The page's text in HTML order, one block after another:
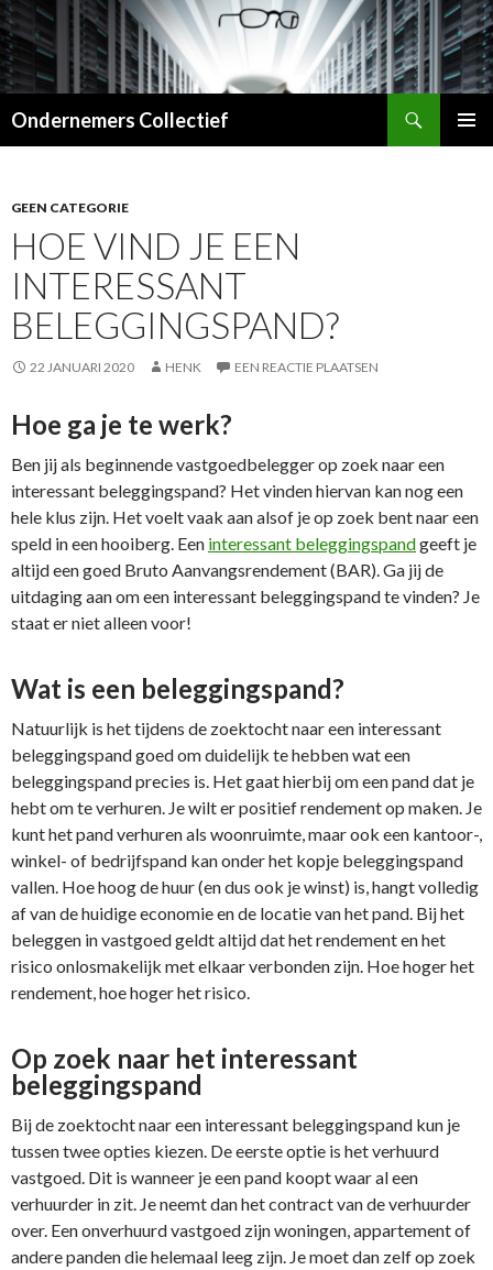
Ondernemers Collectief
GEEN CATEGORIE
HOE VIND JE EEN
INTERESSANT
BELEGGINGSPAND?
22 JANUARI 2020 HENK EEN REACTIE PLAATSEN
Hoe ga je te werk?
Ben jij als beginnende vastgoedbelegger op zoek naar een
interessant beleggingspand? Het vinden hiervan kan nog een
hele klus zijn. Het voelt vaak aan alsof je op zoek bent naar een
speld in een hooiberg. Een interessant beleggingspandgeeft je
altijd een goed Bruto Aanvangsrendement (BAR). Ga jij de
uitdaging aan om een interessant beleggingspand te vinden? Je
staat er niet alleen voor!
Wat is een beleggingspand?
Natuurlijk is het tijdens de zoektocht naar een interessant
beleggingspand goed om duidelijk te hebben wat een
beleggingspand precies is. Het gaat hierbij om een pand dat je
hebt om te verhuren. Je wilt er positief rendement op maken. Je
kunt het pand verhuren als woonruimte, maar ook een kantoor-,
winkel- of bedrijfspand kan onder het kopje beleggingspand
vallen. Hoe hoog de huur (en dus ook je winst) is, hangt volledig
af van de huidige economie en de locatie van het pand. Bij het
beleggen in vastgoed geldt altijd dat het rendement en het
risico onlosmakelijk met elkaar verbonden zijn. Hoe hoger het
rendement, hoe hoger het risico.
Op zoek naar het interessant
beleggingspand
Bij de zoektocht naar een interessant beleggingspand kun je
tussen twee opties kiezen. De eerste optie is het verhuurd
vastgoed. Dit is wanneer je een pand koopt waar al een
verhuurder in zit. Je neemt dan het contract van de verhuurder
over. Een onverhuurd vastgoed zijn woningen, appartement of
andere panden die helemaal leeg zijn. Je moet dan zelf op zoek